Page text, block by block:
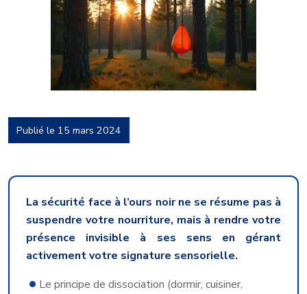
Publié le 15 mars 2024
La sécurité face à l’ours noir ne se résume pas à
suspendre votre nourriture, mais à rendre votre
présence invisible à ses sens en gérant
activement votre signature sensorielle.
Le principe de dissociation (dormir, cuisiner,